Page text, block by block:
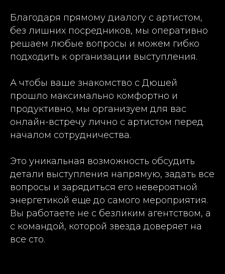
Благодаря прямому диалогу с артистом,
без лишних посредников, мы оперативно
решаем любые вопросы и можем гибко
подходить к организации выступления.
А чтобы ваше знакомство с Дюшей
прошло максимально комфортно и
продуктивно, мы организуем для вас
онлайн-встречу лично с артистом перед
началом сотрудничества.
Это уникальная возможность обсудить
детали выступления напрямую, задать все
вопросы и зарядиться его невероятной
энергетикой еще до самого мероприятия.
Вы работаете не с безликим агентством, а
с командой, которой звезда доверяет на
все сто.